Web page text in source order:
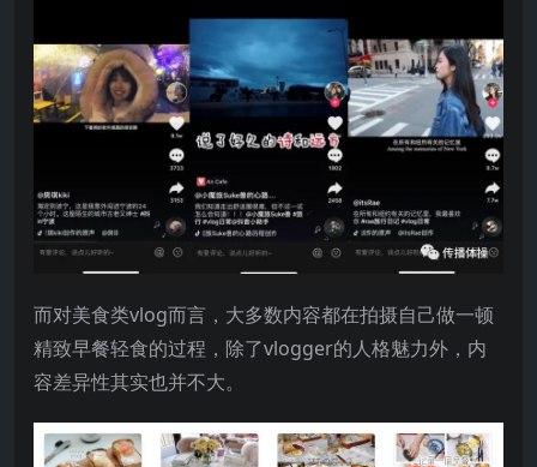
而对美食类vlog而言，大多数内容都在拍摄自己做一顿
精致早餐轻食的过程，除了vlogger的人格魅力外，内
容差异性其实也并不大。